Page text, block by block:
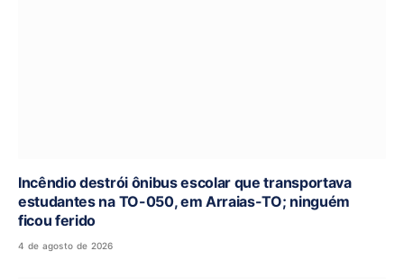
Incêndio destrói ônibus escolar que transportava
estudantes na TO-050, em Arraias-TO; ninguém
ficou ferido
4 de agosto de 2026